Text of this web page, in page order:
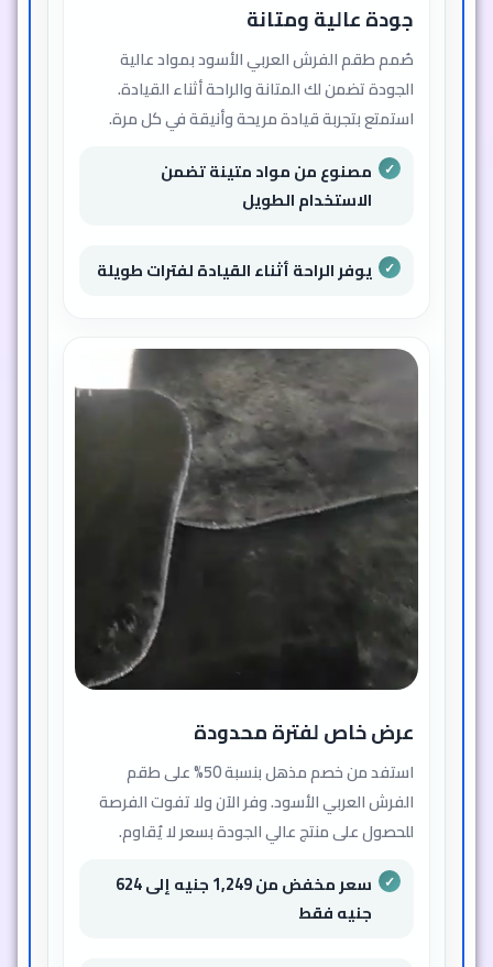
جودة عالية ومتانة
صُمم طقم الفرش العربي الأسود بمواد عالية
الجودة تضمن لك المتانة والراحة أثناء القيادة.
استمتع بتجربة قيادة مريحة وأنيقة في كل مرة.
مصنوع من مواد متينة تضمن
الاستخدام الطويل
يوفر الراحة أثناء القيادة لفترات طويلة
عرض خاص لفترة محدودة
استفد من خصم مذهل بنسبة 50% على طقم
الفرش العربي الأسود. وفر الآن ولا تفوت الفرصة
للحصول على منتج عالي الجودة بسعر لا يُقاوم.
سعر مخفض من 1,249 جنيه إلى 624
جنيه فقط